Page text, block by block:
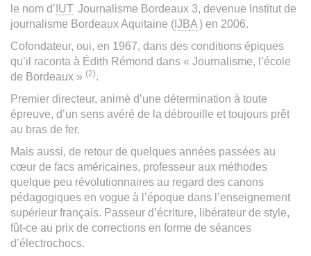
le nom d’ IUT Journalisme Bordeaux 3, devenue Institut de
journalisme Bordeaux Aquitaine ( IJBA) en 2006.
Cofondateur, oui, en 1967, dans des conditions épiques
qu’il raconta à Édith Rémond dans « Journalisme, l’école
de Bordeaux » (2).
Premier directeur, animé d’une détermination à toute
épreuve, d’un sens avéré de la débrouille et toujours prêt
au bras de fer.
Mais aussi, de retour de quelques années passées au
cœur de facs américaines, professeur aux méthodes
quelque peu révolutionnaires au regard des canons
pédagogiques en vogue à l’époque dans l’enseignement
supérieur français. Passeur d’écriture, libérateur de style,
fût-ce au prix de corrections en forme de séances
d’électrochocs.